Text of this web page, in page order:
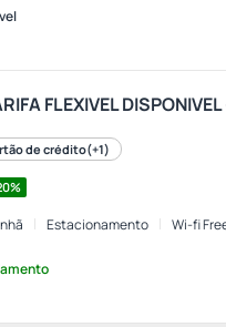
FLEXIVEL DISPONIVEL
de crédito(+1)
Estacionamento Wi-fi